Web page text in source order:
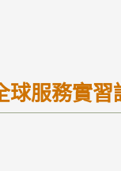
球服務實